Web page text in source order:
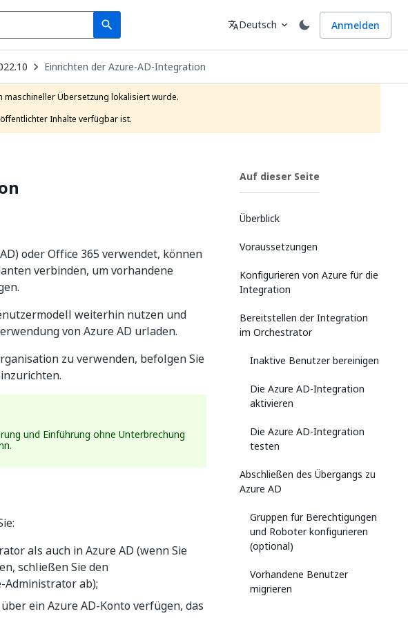
search
Search Sprache
translateDeutsch expand_more Anmelden
Einrichten der Azure-AD-Integration
maschineller Übersetzung lokalisiert wurde.
Inhalte verfügbar ist.
oder Office 365 verwendet, können
verbinden, um vorhandene
weiterhin nutzen und
von Azure AD urladen.
zu verwenden, befolgen Sie
und Einführung ohne Unterbrechung
als auch in Azure AD (wenn Sie
schließen Sie den
Administrator ab);
ein Azure AD-Konto verfügen, das
Auf dieser Seite
Überblick
Voraussetzungen
Konfigurieren von Azure für die
Integration
Bereitstellen der Integration
im Orchestrator
Inaktive Benutzer bereinigen
Die Azure AD-Integration
aktivieren
Die Azure AD-Integration
testen
Abschließen des Übergangs zu
Azure AD
Gruppen für Berechtigungen
und Roboter konfigurieren
(optional)
Vorhandene Benutzer
migrieren